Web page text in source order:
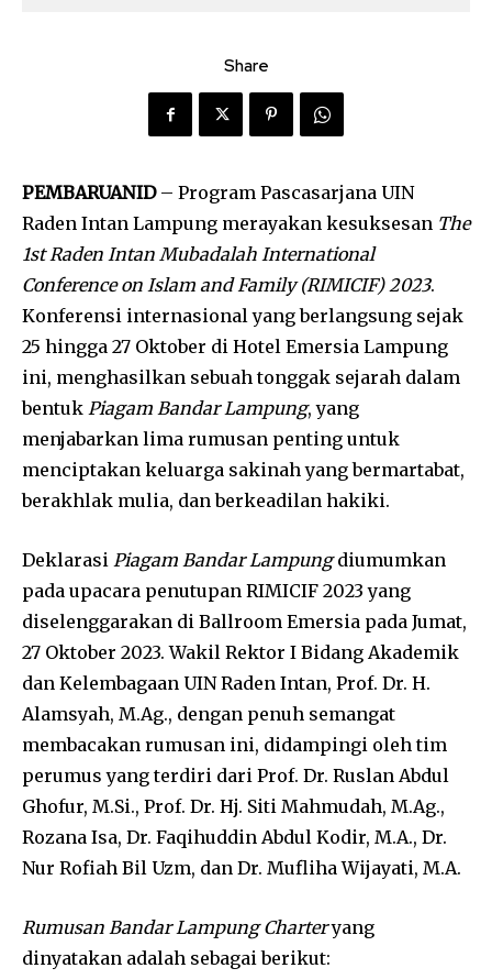
Share
PEMBARUANID– Program Pascasarjana UIN
Raden Intan Lampung merayakan kesuksesan The
1st Raden Intan Mubadalah International
Conference on Islam and Family (RIMICIF) 2023.
Konferensi internasional yang berlangsung sejak
25 hingga 27 Oktober di Hotel Emersia Lampung
ini, menghasilkan sebuah tonggak sejarah dalam
bentuk Piagam Bandar Lampung, yang
menjabarkan lima rumusan penting untuk
menciptakan keluarga sakinah yang bermartabat,
berakhlak mulia, dan berkeadilan hakiki.
Deklarasi Piagam Bandar Lampungdiumumkan
pada upacara penutupan RIMICIF 2023 yang
diselenggarakan di Ballroom Emersia pada Jumat,
27 Oktober 2023. Wakil Rektor I Bidang Akademik
dan Kelembagaan UIN Raden Intan, Prof. Dr. H.
Alamsyah, M.Ag., dengan penuh semangat
membacakan rumusan ini, didampingi oleh tim
perumus yang terdiri dari Prof. Dr. Ruslan Abdul
Ghofur, M.Si., Prof. Dr. Hj. Siti Mahmudah, M.Ag.,
Rozana Isa, Dr. Faqihuddin Abdul Kodir, M.A., Dr.
Nur Rofiah Bil Uzm, dan Dr. Mufliha Wijayati, M.A.
Rumusan Bandar Lampung Charteryang
dinyatakan adalah sebagai berikut: